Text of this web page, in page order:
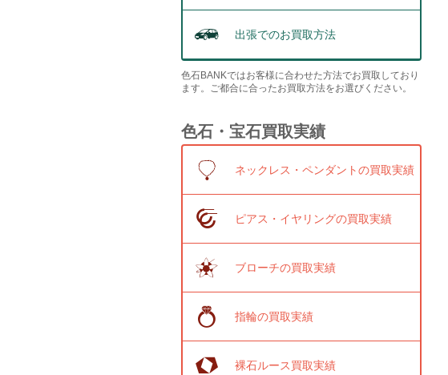
出張でのお買取方法
色石BANKではお客様に合わせた方法でお買取しており
ます。ご都合に合ったお買取方法をお選びください。
色石・宝石買取実績
ネックレス・ペンダントの買取実績
ピアス・イヤリングの買取実績
ブローチの買取実績
指輪の買取実績
裸石ルース買取実績